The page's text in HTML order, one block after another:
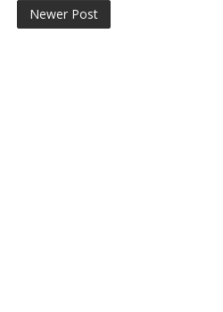
Newer Post